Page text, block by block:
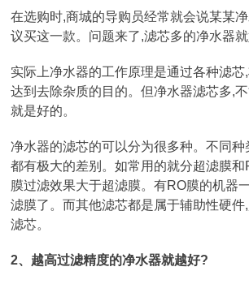
在选购时,商城的导购员经常就会说某某
议买这一款。问题来了,滤芯多的净水器
实际上净水器的工作原理是通过各种滤芯
达到去除杂质的目的。但净水器滤芯多,
就是好的。
净水器的滤芯的可以分为很多种。不同
都有极大的差别。如常用的就分超滤膜
膜过滤效果大于超滤膜。有RO膜的机器
滤膜了。而其他滤芯都是属于辅助性硬
滤芯。
2、越高过滤精度的净水器就越好?